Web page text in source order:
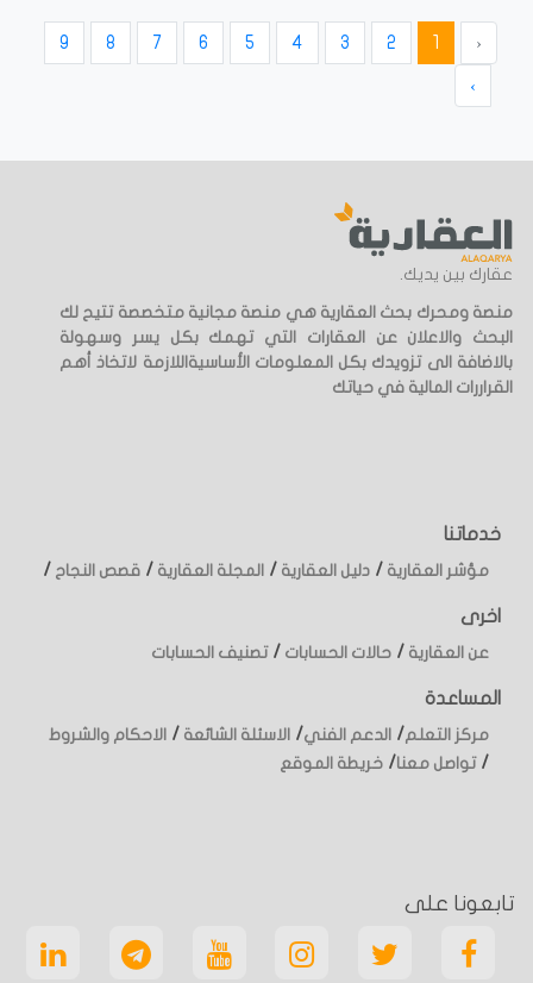
‹
1
2
3
4
5
6
7
8
9
›
عقارك بين يديك.
منصة ومحرك بحث العقارية هي منصة مجانية متخصصة تتيح لك
البحث والاعلان عن العقارات التي تهمك بكل يسر وسهولة
بالاضافة الى تزويدك بكل المعلومات الأساسيةاللازمة لاتخاذ أهم
القراررات المالية في حياتك
خدماتنا
مؤشر العقارية / دليل العقارية / المجلة العقارية / قصص النجاح /
اخرى
عن العقارية / حالات الحسابات /تصنيف الحسابات
المساعدة
مركز التعلم/ الدعم الفني/ الاسئلة الشائعة / الاحكام والشروط
/تواصل معنا/ خريطة الموقع
تابعونا على